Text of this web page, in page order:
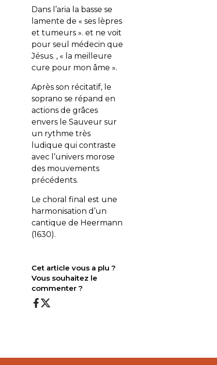
Dans l’aria la basse se
lamente de « ses lèpres
et tumeurs ». et ne voit
pour seul médecin que
Jésus. , « la meilleure
cure pour mon âme ».
Après son récitatif, le
soprano se répand en
actions de grâces
envers le Sauveur sur
un rythme très
ludique qui contraste
avec l’univers morose
des mouvements
précédents.
Le choral final est une
harmonisation d’un
cantique de Heermann
(1630).
Cet article vous a plu ?
Vous souhaitez le
commenter ?